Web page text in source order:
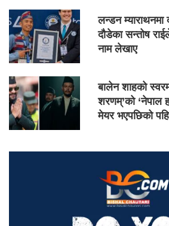
लन्डन म्याराथनमा
दौडेका सन्तोष
नाम लेखाए
बालेन शाहको
शरणम्’को ‘नेपाल
मेयर भएपछिको